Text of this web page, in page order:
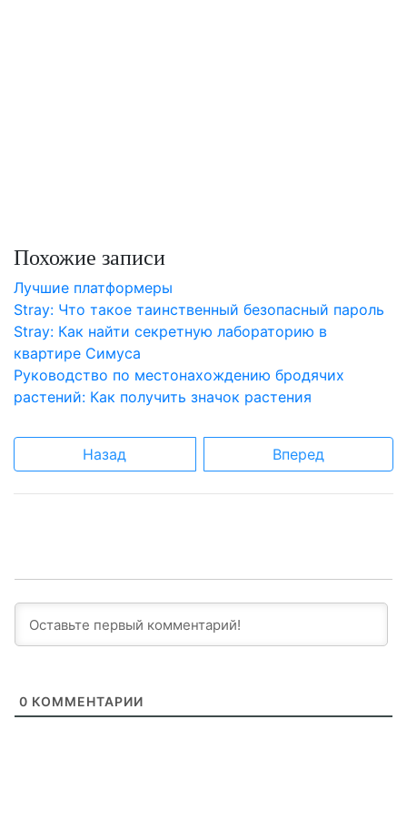
Похожие записи
Лучшие платформеры
Stray: Что такое таинственный безопасный пароль
Stray: Как найти секретную лабораторию в
квартире Симуса
Руководство по местонахождению бродячих
растений: Как получить значок растения
Назад Вперед
0 КОММЕНТАРИИ